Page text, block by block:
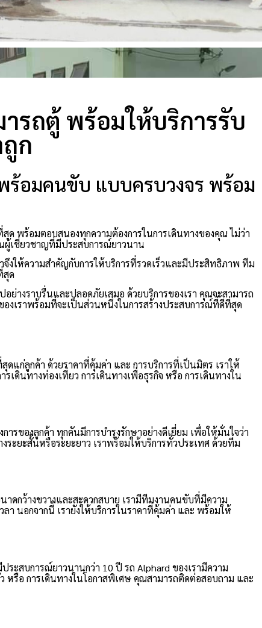
ารถตู้ พร้อมให้บริการรับ
ก
พร้อมคนขับ แบบครบวงจร พร้อม
ด พร้อมตอบสนองทุกความต้องการในการเดินทางของคุณ ไม่ว่า
ผู้เชี่ยวชาญที่มีประสบการณ์ยาวนาน
งให้ความสำคัญกับการให้บริการที่รวดเร็วและมีประสิทธิภาพ ทีม
สุด
ย่างราบรื่นและปลอดภัยเสมอ ด้วยบริการของเรา คุณจะสามารถ
องเราพร้อมที่จะเป็นส่วนหนึ่งในการสร้างประสบการณ์ที่ดีที่สุด
แก่ลูกค้า ด้วยราคาที่คุ้มค่า และ การบริการที่เป็นมิตร เราให้
เดินทางท่องเที่ยว การเดินทางเพื่อธุรกิจ หรือ การเดินทางใน
ารของลูกค้า ทุกคันมีการบำรุงรักษาอย่างดีเยี่ยม เพื่อให้มั่นใจว่า
ะยะสั้นหรือระยะยาว เราพร้อมให้บริการทั่วประเทศ ด้วยทีม
ดกว้างขวางและสะดวกสบาย เรามีทีมงานคนขับที่มีความ
นอกจากนี้ เรายังให้บริการในราคาที่คุ้มค่า และ พร้อมให้
ะสบการณ์ยาวนานกว่า 10 ปี รถ Alphard ของเรามีความ
หรือ การเดินทางในโอกาสพิเศษ คุณสามารถติดต่อสอบถาม และ